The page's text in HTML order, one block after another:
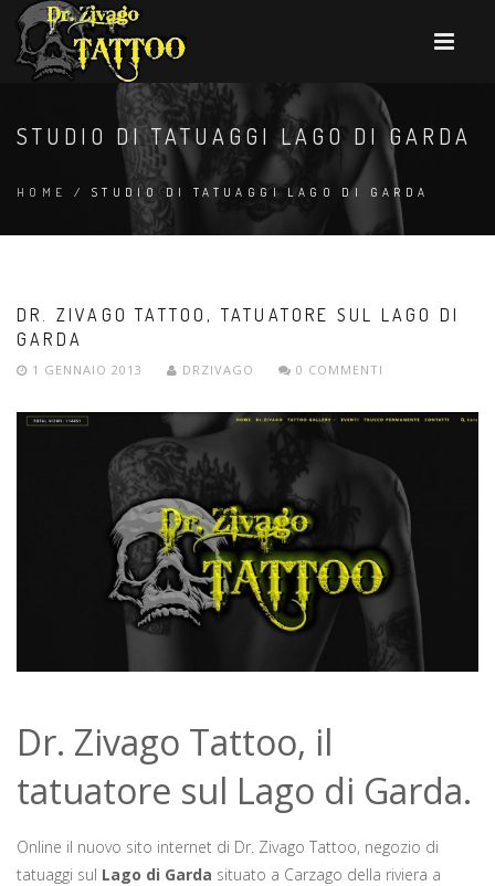
STUDIO DI TATUAGGI LAGO DI GARDA
HOME / STUDIO DI TATUAGGI LAGO DI GARDA
DR. ZIVAGO TATTOO, TATUATORE SUL LAGO DI
GARDA
1 GENNAIO 2013 DRZIVAGO 0 COMMENTI
Dr. Zivago Tattoo, il
tatuatore sul Lago di Garda.
Online il nuovo sito internet di Dr. Zivago Tattoo, negozio di
tatuaggi sul Lago di Garda situato a Carzago della riviera a